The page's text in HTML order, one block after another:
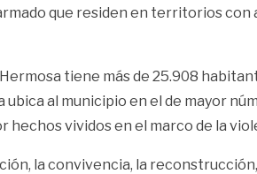
que residen en territorios con
tiene más de 25.908
al municipio en el de mayor
vividos en el marco de la
la convivencia, la